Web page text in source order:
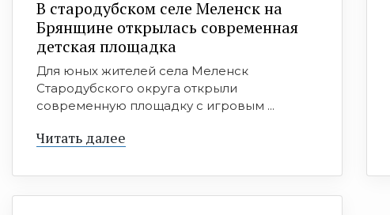
В стародубском селе Меленск на
Брянщине открылась современная
детская площадка
Для юных жителей села Меленск
Стародубского округа открыли
современную площадку с игровым ...
Читать далее